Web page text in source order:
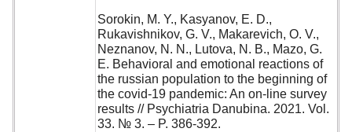
Sorokin, M. Y., Kasyanov, E. D.,
Rukavishnikov, G. V., Makarevich, O. V.,
Neznanov, N. N., Lutova, N. B., Mazo, G.
E. Behavioral and emotional reactions of
the russian population to the beginning of
the covid-19 pandemic: An on-line survey
results // Psychiatria Danubina. 2021. Vol.
33. № 3. – P. 386-392.